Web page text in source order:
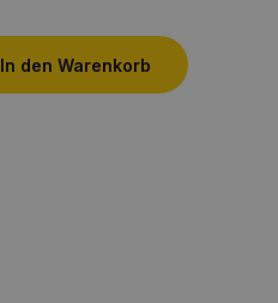
In den Warenkorb